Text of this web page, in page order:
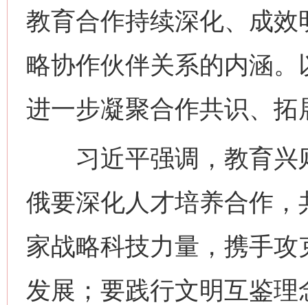
教育合作持续深化、成
略协作伙伴关系的内涵。
进一步凝聚合作共识、
习近平强调，教育兴
俄要深化人才培养合作
家战略科技力量，携手
发展；要践行文明互鉴